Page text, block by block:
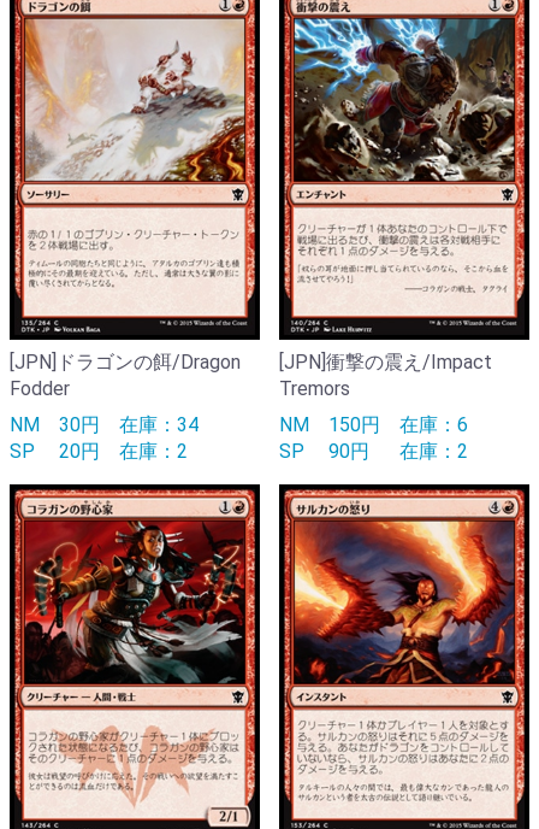
[JPN]ドラゴンの餌/Dragon
Fodder
NM 30円 在庫：34
SP
20円 在庫：2
[JPN]衝撃の震え/Impact
Tremors
NM 150円 在庫：6
SP
90円 在庫：2